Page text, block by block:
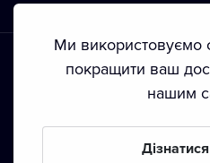
Положення й умови •
Ми
покращити ваш
нашим